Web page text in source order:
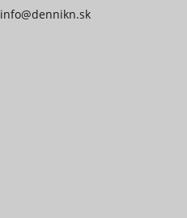
info@dennikn.sk